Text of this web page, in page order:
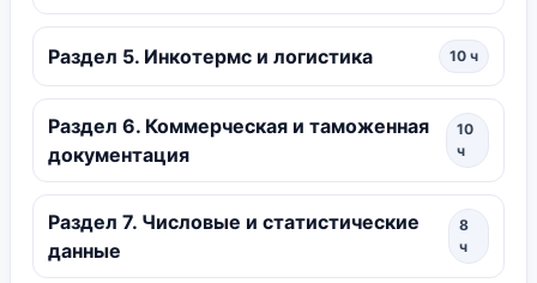
Раздел 5. Инкотермс и логистика 10 ч
Раздел 6. Коммерческая и таможенная
документация
10
ч
Раздел 7. Числовые и статистические
данные
8
ч